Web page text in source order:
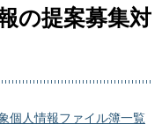
の提案募集対
個人情報ファイル簿一覧